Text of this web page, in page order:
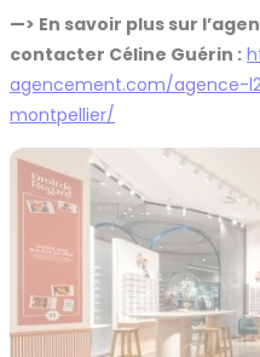
—> En savoir plus sur
contacter Céline Guérin :
agencement.com/agence-
montpellier/